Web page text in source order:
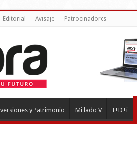
Editorial Avisaje Patrocinadores
y Patrimonio Mi lado V I+D+i